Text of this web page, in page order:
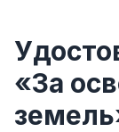
«За